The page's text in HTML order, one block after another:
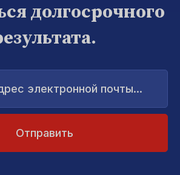
долгосрочного